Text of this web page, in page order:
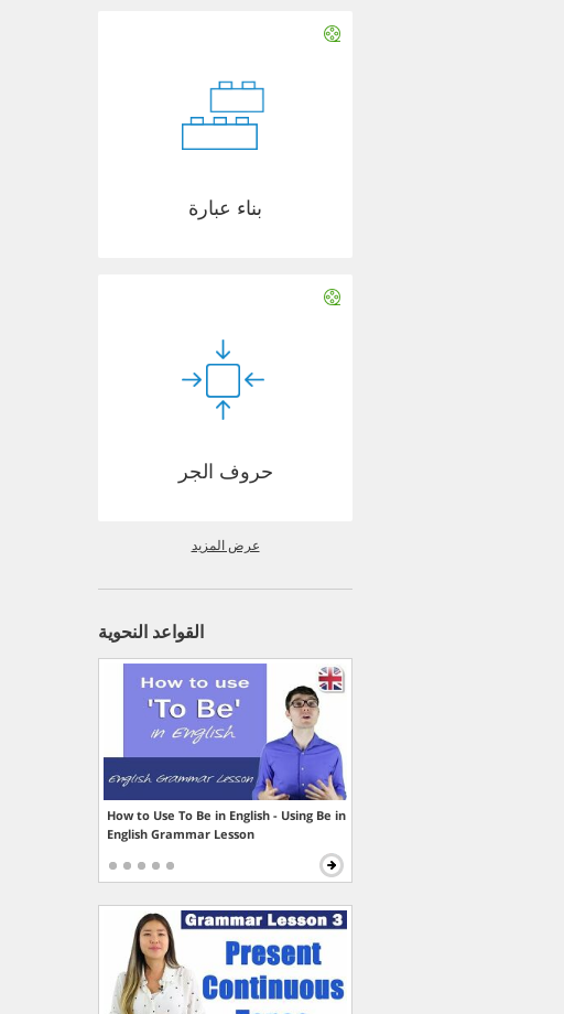
بناء عبارة
حروف الجر
عرض المزيد
القواعد النحوية
How to Use To Be in English - Using Be in
English Grammar Lesson